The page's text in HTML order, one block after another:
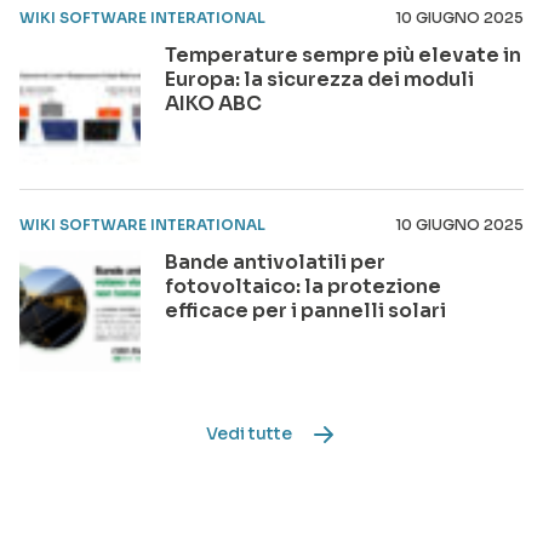
WIKI SOFTWARE INTERATIONAL 10 GIUGNO 2025
Temperature sempre più elevate in
Europa: la sicurezza dei moduli
AIKO ABC
WIKI SOFTWARE INTERATIONAL 10 GIUGNO 2025
Bande antivolatili per
fotovoltaico: la protezione
efficace per i pannelli solari
Vedi tutte